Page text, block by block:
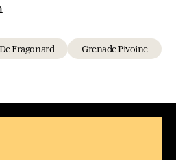
Fragonard Grenade Pivoine